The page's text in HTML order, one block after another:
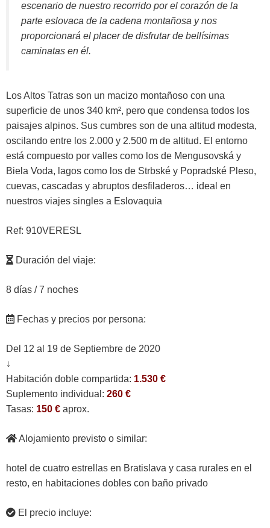
escenario de nuestro recorrido por el corazón de la
parte eslovaca de la cadena montañosa y nos
proporcionará el placer de disfrutar de bellísimas
caminatas en él.
Los Altos Tatras son un macizo montañoso con una
superficie de unos 340 km², pero que condensa todos los
paisajes alpinos. Sus cumbres son de una altitud modesta,
oscilando entre los 2.000 y 2.500 m de altitud. El entorno
está compuesto por valles como los de Mengusovská y
Biela Voda, lagos como los de Strbské y Popradské Pleso,
cuevas, cascadas y abruptos desfiladeros… ideal en
nuestros viajes singles a Eslovaquia
Ref: 910VERESL
Duración del viaje:
8 días / 7 noches
Fechas y precios por persona:
Del 12 al 19 de Septiembre de 2020
↓
Habitación doble compartida: 1.530 €
Suplemento individual: 260 €
Tasas: 150 € aprox.
Alojamiento previsto o similar:
hotel de cuatro estrellas en Bratislava y casa rurales en el
resto, en habitaciones dobles con baño privado
El precio incluye: